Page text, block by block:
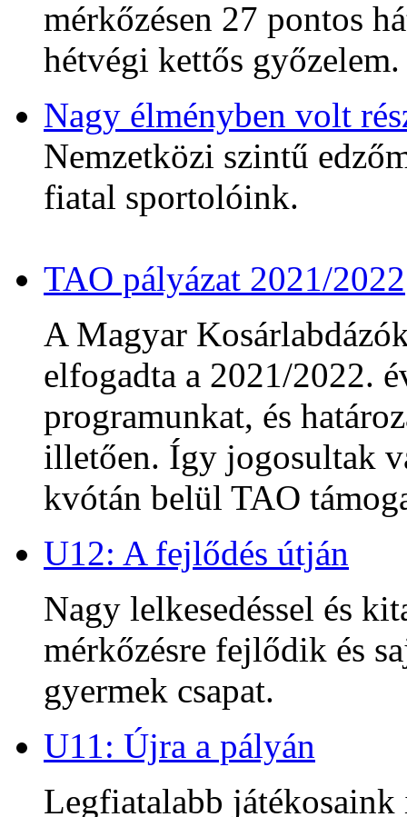
mérkőzésen 27 pontos
hétvégi kettős győzelem.
Nagy élményben volt
Nemzetközi szintű
fiatal sportolóink.
TAO pályázat 2021/2022
A Magyar
elfogadta a 2021/2022.
programunkat, és
illetően. Így jogosultak
kvótán belül TAO
U12: A fejlődés útján
Nagy lelkesedéssel és
mérkőzésre fejlődik és
gyermek csapat.
U11: Újra a pályán
Legfiatalabb